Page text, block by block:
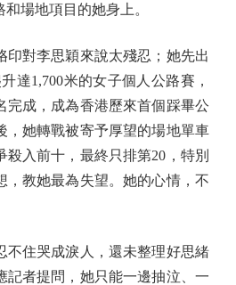
場地項目的她身上。
對李思穎來說太殘忍；她先出
達1,700米的女子個人公路賽，
完成，成為香港歷來首個踩畢公
，她轉戰被寄予厚望的場地單車
入前十，最終只排第20，特別
，教她最為失望。她的心情，不
住哭成淚人，還未整理好思緒
記者提問，她只能一邊抽泣、一